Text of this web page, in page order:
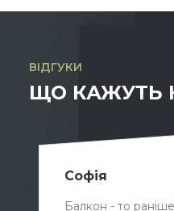
ВІДГУКИ
ЩО КАЖУТЬ
Софія
Балкон - то